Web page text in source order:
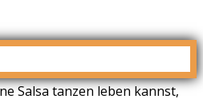
Salsa tanzen leben kannst,